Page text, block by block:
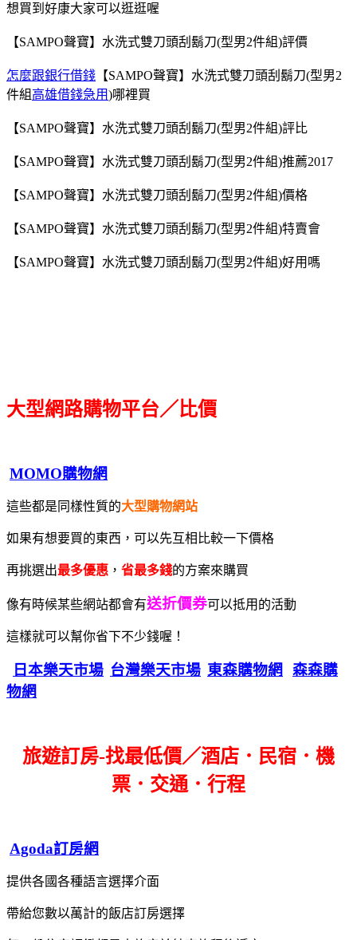
想買到好康大家可以逛逛喔
【SAMPO聲寶】水洗式雙刀頭刮鬍刀(型男2件組)評價
怎麼跟銀行借錢 【SAMPO聲寶】水洗式雙刀頭刮鬍刀(型男2
件組高雄借錢急用)哪裡買
【SAMPO聲寶】水洗式雙刀頭刮鬍刀(型男2件組)評比
【SAMPO聲寶】水洗式雙刀頭刮鬍刀(型男2件組)推薦2017
【SAMPO聲寶】水洗式雙刀頭刮鬍刀(型男2件組)價格
【SAMPO聲寶】水洗式雙刀頭刮鬍刀(型男2件組)特賣會
【SAMPO聲寶】水洗式雙刀頭刮鬍刀(型男2件組)好用嗎
大型網路購物平台／比價
MOMO購物網
這些都是同樣性質的大型購物網站
如果有想要買的東西，可以先互相比較一下價格
再挑選出最多優惠 ， 省最多錢的方案來購買
像有時候某些網站都會有送折價券可以抵用的活動
這樣就可以幫你省下不少錢喔！
日本樂天市場 台灣樂天市場 東森購物網
森森購
物網
旅遊訂房-找最低價／酒店．民宿．機
票．交通．行程
Agoda訂房網
提供各國各種語言選擇介面
帶給您數以萬計的飯店訂房選擇